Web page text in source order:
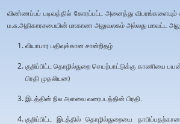
விண்ணப்பப் படிவத்தில் கோரப்பட்ட அனைத்து
ம.சு.அதிகாரசபையின் மாகாண அலுவலகம் அல்லது மாவட்ட
வியாபார பதிவுக்கான சான்றிதழ்
குறிப்பிட்ட தொழில்துறை செயற்பாட்டுக்கு காணியை
பிரதி முதலியன)
இடத்தின் நில அளவை வரைபடத்தின் பிரதி.
குறிப்பிட்ட இடத்தில் தொழில்துறையை